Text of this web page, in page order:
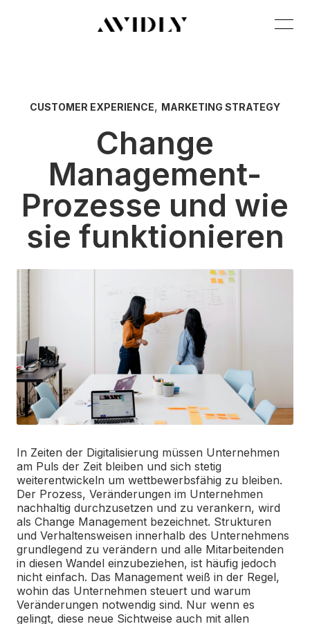
CUSTOMER EXPERIENCE, MARKETING STRATEGY
Change
Management-
Prozesse und wie
sie funktionieren
In Zeiten der Digitalisierung müssen Unternehmen
am Puls der Zeit bleiben und sich stetig
weiterentwickeln um wettbewerbsfähig zu bleiben.
Der Prozess, Veränderungen im Unternehmen
nachhaltig durchzusetzen und zu verankern, wird
als Change Management bezeichnet. Strukturen
und Verhaltensweisen innerhalb des Unternehmens
grundlegend zu verändern und alle Mitarbeitenden
in diesen Wandel einzubeziehen, ist häufig jedoch
nicht einfach. Das Management weiß in der Regel,
wohin das Unternehmen steuert und warum
Veränderungen notwendig sind. Nur wenn es
gelingt, diese neue Sichtweise auch mit allen